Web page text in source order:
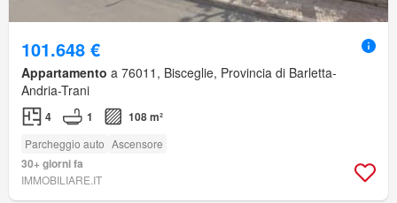
101.648 €
Appartamento a 76011, Bisceglie, Provincia di Barletta-
Andria-Trani
4 1 108 m²
Parcheggio auto Ascensore
30+ giorni fa
IMMOBILIARE.IT